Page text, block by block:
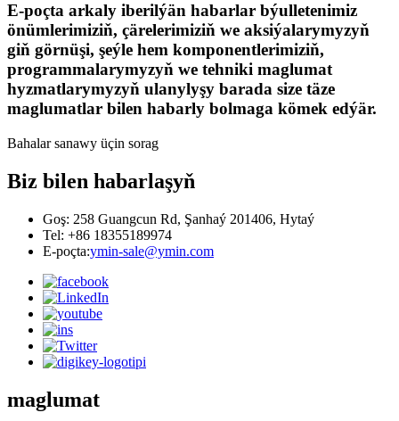
E-poçta arkaly iberilýän habarlar býulletenimiz
önümlerimiziň, çärelerimiziň we aksiýalarymyzyň
giň görnüşi, şeýle hem komponentlerimiziň,
programmalarymyzyň we tehniki maglumat
hyzmatlarymyzyň ulanylyşy barada size täze
maglumatlar bilen habarly bolmaga kömek edýär.
Bahalar sanawy üçin sorag
Biz bilen habarlaşyň
Goş: 258 Guangcun Rd, Şanhaý 201406, Hytaý
Tel: +86 18355189974
E-poçta:ymin-sale@ymin.com
maglumat